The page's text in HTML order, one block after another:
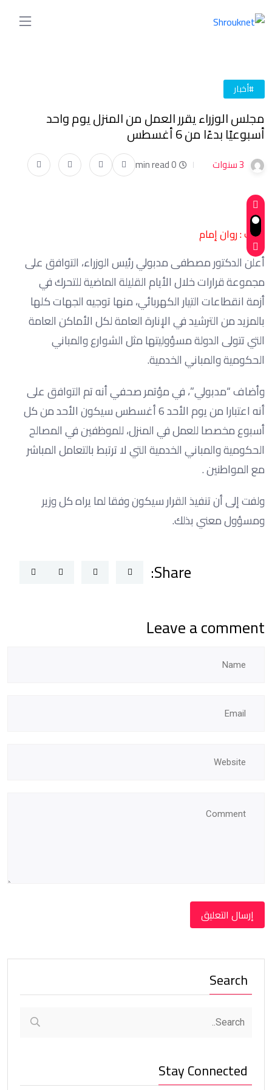
#أخبار
مجلس الوزراء يقرر العمل من المنزل يوم واحد
أسبوعيًا بدءًا من 6 أغسطس
3 سنوات 0 min read
كتبت : روان إمام
أعلن الدكتور مصطفى مدبولي رئيس الوزراء، التوافق على
مجموعة قرارات خلال الأيام القليلة الماضية للتحرك في
أزمة انقطاعات التيار الكهربائي، منها توجيه الجهات كلها
بالمزيد من الترشيد في الإنارة العامة لكل الأماكن العامة
التي تتولى الدولة مسؤوليتها مثل الشوارع والمباني
الحكومية والمباني الخدمية.
وأضاف “مدبولي”، في مؤتمر صحفي أنه تم التوافق على
أنه اعتبارا من يوم الأحد 6 أغسطس سيكون الأحد من كل
أسبوع مخصصا للعمل في المنزل، للموظفين في المصالح
الحكومية والمباني الخدمية التي لا ترتبط بالتعامل المباشر
مع المواطنين .
ولفت إلى أن تنفيذ القرار سيكون وفقا لما يراه كل وزير
ومسؤول معني بذلك.
Share:
Leave a comment
Search
Stay Connected